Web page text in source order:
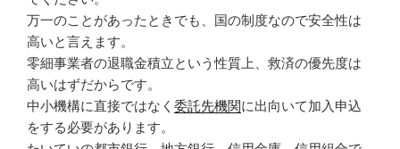
万一のことがあったときでも、国の制度なので安全性は
高いと言えます。
零細事業者の退職金積立という性質上、救済の優先度は
高いはずだからです。
中小機構に直接ではなく 委託先機関に出向いて加入申込
をする必要があります。